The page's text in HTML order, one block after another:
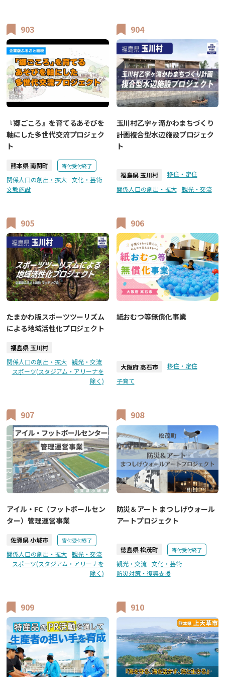
903
『郷ごころ』を育てるあそびを
軸にした多世代交流プロジェク
ト
熊本県 南関町 寄付受付終了
関係人口の創出・拡大
文化・芸術
文教施設
904
玉川村乙字ヶ滝かわまちづくり
計画複合型水辺施設プロジェク
ト
福島県 玉川村
移住・定住
関係人口の創出・拡大
観光・交流
905
たまかわ版スポーツツーリズム
による地域活性化プロジェクト
福島県 玉川村
関係人口の創出・拡大
観光・交流
スポーツ(スタジアム・アリーナを
除く)
906
紙おむつ等無償化事業
大阪府 高石市
移住・定住
子育て
907
アイル・FC（フットボールセン
ター）管理運営事業
佐賀県 小城市 寄付受付終了
関係人口の創出・拡大
観光・交流
スポーツ(スタジアム・アリーナを
除く)
908
防災＆アート まつしげウォール
アートプロジェクト
徳島県 松茂町 寄付受付終了
観光・交流
文化・芸術
防災対策・復興支援
909 910